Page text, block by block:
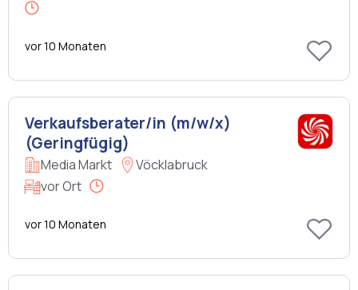
vor 10 Monaten
Verkaufsberater/in (m/w/x)
(Geringfügig)
Media Markt
Vöcklabruck
vor Ort
vor 10 Monaten